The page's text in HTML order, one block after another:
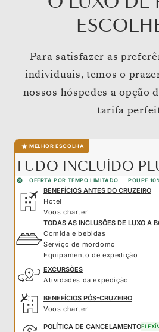
Para satisfazer as
individuais, temos o
nossos hóspedes a opção
tarifa
MELHOR ESCOLHA
TUDO INCLUÍDO
OFERTA POR TEMPO LIMITADO POUPE
BENEFÍCIOS ANTES DO CRUZEIRO
Hotel
Voos charter
TODAS AS INCLUSÕES DE LUXO A
Comida e bebidas
Serviço de mordomo
Equipamento de expedição
EXCURSÕES
Atividades da expedição
BENEFÍCIOS PÓS-CRUZEIRO
Voos charter
POLÍTICA DE CANCELAMENTO